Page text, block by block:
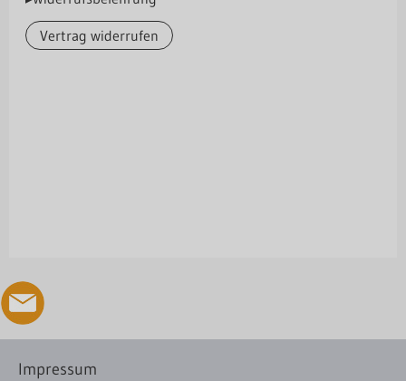
Vertrag widerrufen
Impressum